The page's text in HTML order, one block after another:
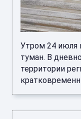
Утром 24 июля
туман. В
территории